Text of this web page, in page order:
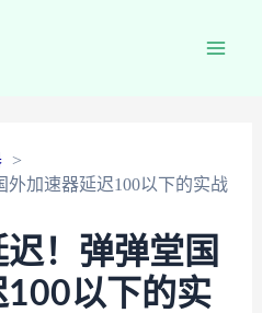
加速器延迟100以下的实战
！弹弹堂国
100以下的实